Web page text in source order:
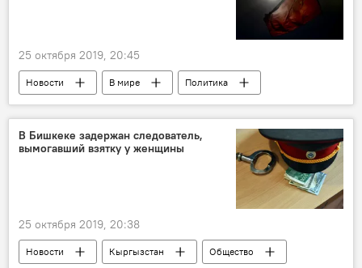
25 октября 2019, 20:45
Новости В мире
Политика
экономика
Вероника Никишина
соглашение
В Бишкеке задержан следователь,
вымогавший взятку у женщины
25 октября 2019, 20:38
Новости Кыргызстан
Общество